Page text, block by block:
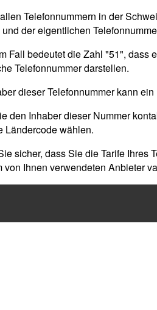
Telefonnummern in der
der eigentlichen
Fall bedeutet die Zahl "51", dass
Telefonnummer darstellen.
dieser Telefonnummer kann
den Inhaber dieser Nummer
Ländercode wählen.
sicher, dass Sie die Tarife Ihres
von Ihnen verwendeten Anbieter